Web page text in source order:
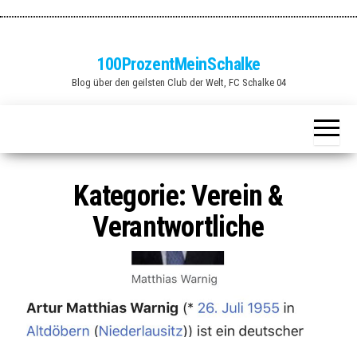
100ProzentMeinSchalke
Blog über den geilsten Club der Welt, FC Schalke 04
Kategorie:Verein &
Verantwortliche